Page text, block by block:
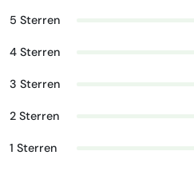
5 Sterren
4 Sterren
3 Sterren
2 Sterren
1 Sterren